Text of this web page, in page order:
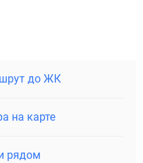
до ЖК
на карте
рядом